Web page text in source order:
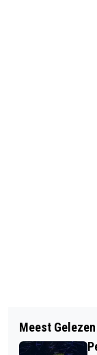
Meest Gelezen